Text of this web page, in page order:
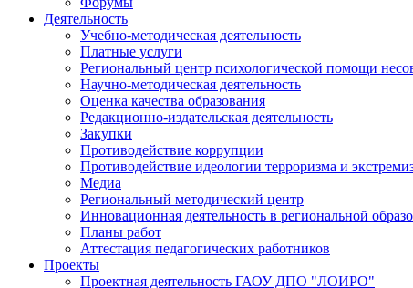
Деятельность
Учебно-методическая деятельность
Платные услуги
Региональный центр психологической помощи
Научно-методическая деятельность
Оценка качества образования
Редакционно-издательская деятельность
Закупки
Противодействие коррупции
Противодействие идеологии терроризма и
Медиа
Региональный методический центр
Инновационная деятельность в региональной
Планы работ
Аттестация педагогических работников
Проекты
Проектная деятельность ГАОУ ДПО "ЛОИРО"